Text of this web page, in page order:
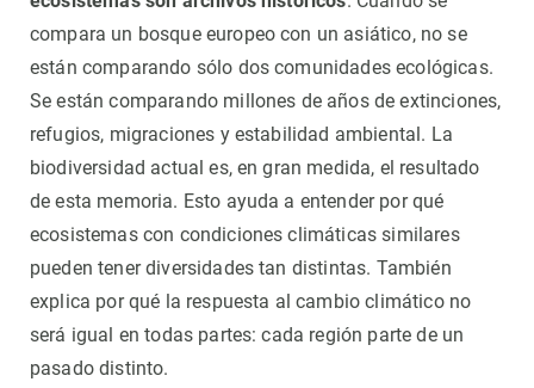
compara un bosque europeo con un asiático, no se
están comparando sólo dos comunidades ecológicas.
Se están comparando millones de años de extinciones,
refugios, migraciones y estabilidad ambiental. La
biodiversidad actual es, en gran medida, el resultado
de esta memoria. Esto ayuda a entender por qué
ecosistemas con condiciones climáticas similares
pueden tener diversidades tan distintas. También
explica por qué la respuesta al cambio climático no
será igual en todas partes: cada región parte de un
pasado distinto.